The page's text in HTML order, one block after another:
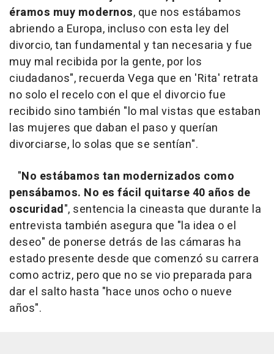
éramos muy modernos, que nos estábamos
abriendo a Europa, incluso con esta ley del
divorcio, tan fundamental y tan necesaria y fue
muy mal recibida por la gente, por los
ciudadanos", recuerda Vega que en 'Rita' retrata
no solo el recelo con el que el divorcio fue
recibido sino también "lo mal vistas que estaban
las mujeres que daban el paso y querían
divorciarse, lo solas que se sentían".
"No estábamos tan modernizados como
pensábamos. No es fácil quitarse 40 años de
oscuridad", sentencia la cineasta que durante la
entrevista también asegura que "la idea o el
deseo" de ponerse detrás de las cámaras ha
estado presente desde que comenzó su carrera
como actriz, pero que no se vio preparada para
dar el salto hasta "hace unos ocho o nueve
años".